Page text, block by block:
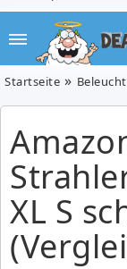
Startseite
XL S